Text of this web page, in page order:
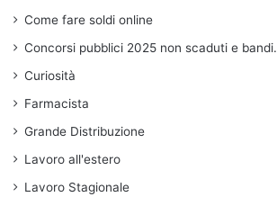
Come fare soldi online
Concorsi pubblici 2025 non scaduti e bandi.
Curiosità
Farmacista
Grande Distribuzione
Lavoro all'estero
Lavoro Stagionale